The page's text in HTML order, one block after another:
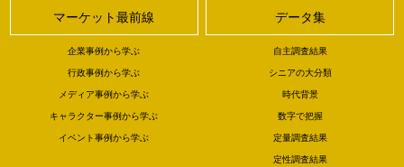
マーケット最前線
企業事例から学ぶ
行政事例から学ぶ
メディア事例から学ぶ
キャラクター事例から学ぶ
イベント事例から学ぶ
データ集
自主調査結果
シニアの大分類
時代背景
数字で把握
定量調査結果
定性調査結果